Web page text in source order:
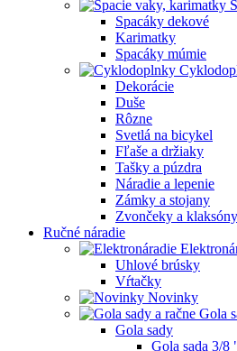
Spacáky dekové
Karimatky
Spacáky múmie
Dekorácie
Duše
Rôzne
Svetlá na bicykel
Fľaše a držiaky
Tašky a púzdra
Náradie a lepenie
Zámky a stojany
Zvončeky a klaksóny
Ručné náradie
Uhlové brúsky
Vŕtačky
Novinky
Gola
Gola sady
Gola sada 3/8